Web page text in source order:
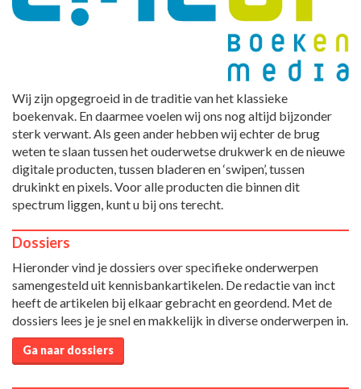
Wij zijn opgegroeid in de traditie van het klassieke
boekenvak. En daarmee voelen wij ons nog altijd bijzonder
sterk verwant. Als geen ander hebben wij echter de brug
weten te slaan tussen het ouderwetse drukwerk en de nieuwe
digitale producten, tussen bladeren en ‘swipen’, tussen
drukinkt en pixels. Voor alle producten die binnen dit
spectrum liggen, kunt u bij ons terecht.
Dossiers
Hieronder vind je dossiers over specifieke onderwerpen
samengesteld uit kennisbankartikelen. De redactie van inct
heeft de artikelen bij elkaar gebracht en geordend. Met de
dossiers lees je je snel en makkelijk in diverse onderwerpen in.
Ga naar dossiers